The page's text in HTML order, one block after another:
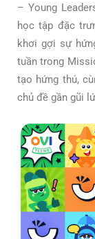
– Young
học tập đặc
khơi gợi sự
tuần trong
tạo hứng thú,
chủ đề gần gũi